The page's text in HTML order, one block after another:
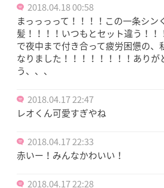
2018.04.18 00:58
まっっっって！！！！この一条シン
髪！！！！いつもとセット違う！
で夜中まで付き合って疲労困憊の、
なりました！！！！！！！！ありが
う、、、
2018.04.17 22:47
レオくん可愛すぎやね
2018.04.17 22:33
赤いー！みんなかわいい！
2018.04.17 22:28